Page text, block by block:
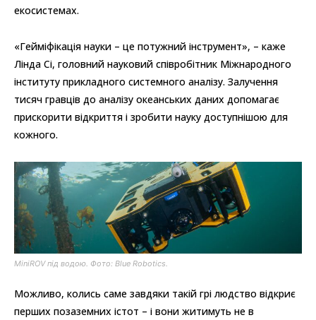
екосистемах.
«Гейміфікація науки – це потужний інструмент», – каже
Лінда Сі, головний науковий співробітник Міжнародного
інституту прикладного системного аналізу. Залучення
тисяч гравців до аналізу океанських даних допомагає
прискорити відкриття і зробити науку доступнішою для
кожного.
MiniROV під водою. Фото: Blue Robotics.
Можливо, колись саме завдяки такій грі людство відкриє
перших позаземних істот – і вони житимуть не в